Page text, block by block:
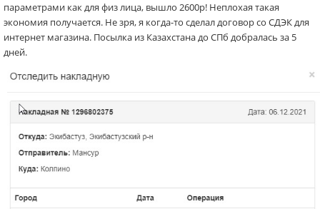
параметрами как для физ лица, вышло 2600р! Неплохая такая
экономия получается. Не зря, я когда-то сделал договор со СДЭК для
интернет магазина. Посылка из Казахстана до СПб добралась за 5
дней.